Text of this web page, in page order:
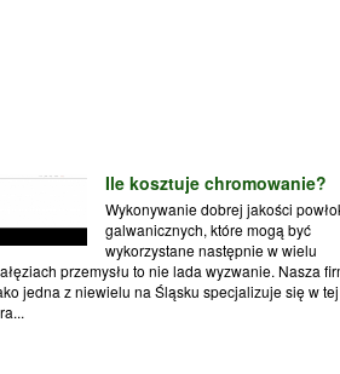
Ile kosztuje chromowanie?
Wykonywanie dobrej jakości
galwanicznych, które mogą być
wykorzystane następnie w wielu
przemysłu to nie lada wyzwanie. Nasza
jedna z niewielu na Śląsku specjalizuje się w tej